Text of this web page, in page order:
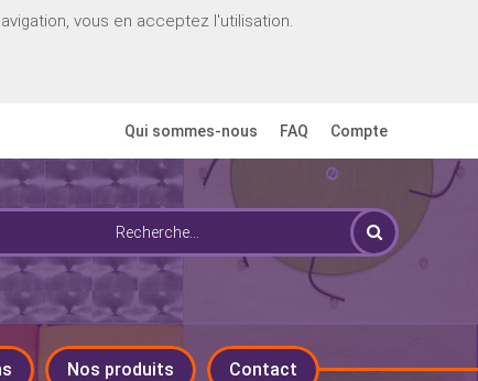
vous en acceptez l'utilisation.
Qui sommes-nous FAQ Compte
Nos produits Contact